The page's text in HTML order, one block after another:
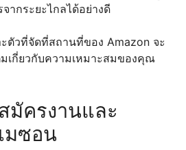
ากระยะไกลได้อย่างดี
ตัวที่จัดที่สถานที่ของ Amazon จะ
เกี่ยวกับความเหมาะสมของคุณ
มัครงานและ
มซอน